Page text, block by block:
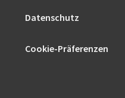
Datenschutz
Cookie-Präferenzen